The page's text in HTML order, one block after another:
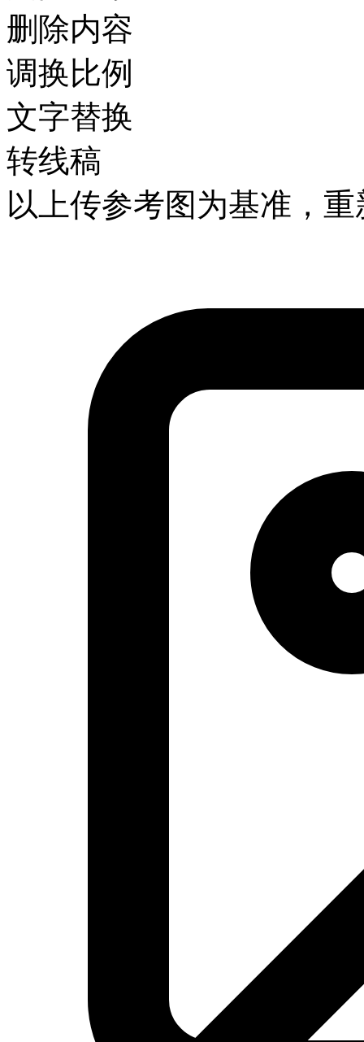
删除内容
调换比例
文字替换
转线稿
以上传参考图为基准，